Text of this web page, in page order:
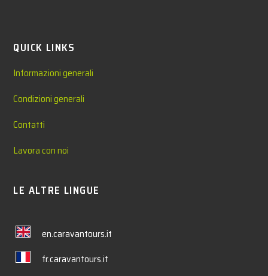
QUICK LINKS
Informazioni generali
Condizioni generali
Contatti
Lavora con noi
LE ALTRE LINGUE
en.caravantours.it
fr.caravantours.it